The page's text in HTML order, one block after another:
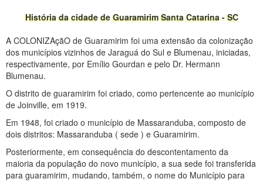
História da cidade de Guaramirim Santa Catarina - SC
A COLONIZAçãO de Guaramirim foi uma extensão da colonização
dos municípios vizinhos de Jaraguá do Sul e Blumenau, iniciadas,
respectivamente, por Emílio Gourdan e pelo Dr. Hermann
Blumenau.
O distrito de guaramirim foi criado, como pertencente ao município
de Joinville, em 1919.
Em 1948, foi criado o município de Massaranduba, composto de
dois distritos: Massaranduba ( sede ) e Guaramirim.
Posteriormente, em consequência do descontentamento da
maioria da população do novo município, a sua sede foi transferida
para guaramirim, mudando, também, o nome do Município para